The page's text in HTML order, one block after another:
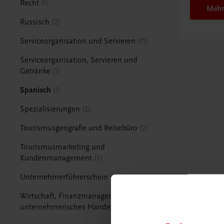
Recht 1
Russisch 2
Serviceorganisation und Servieren 15
Serviceorganisation, Servieren und
Getränke
1
Spanisch 1
Spezialisierungen 2
Tourismusgeografie und Reisebüro 2
Tourismusmarketing und
Kundenmanagement
3
Unternehmerführerschein 15
Wirtschaft, Finanzmanagement und
unternehmerisches Handeln